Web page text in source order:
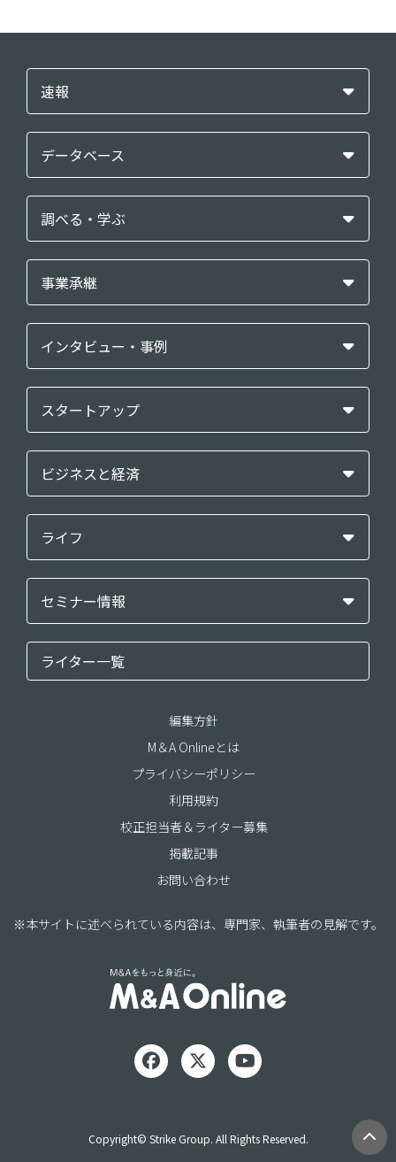
速報
データベース
調べる・学ぶ
事業承継
インタビュー・事例
スタートアップ
ビジネスと経済
ライフ
セミナー情報
ライター一覧
編集方針
M＆A Onlineとは
プライバシーポリシー
利用規約
校正担当者＆ライター募集
掲載記事
お問い合わせ
※本サイトに述べられている内容は、専門家、執筆者の見解です。
Copyright© Strike Group. All Rights Reserved.